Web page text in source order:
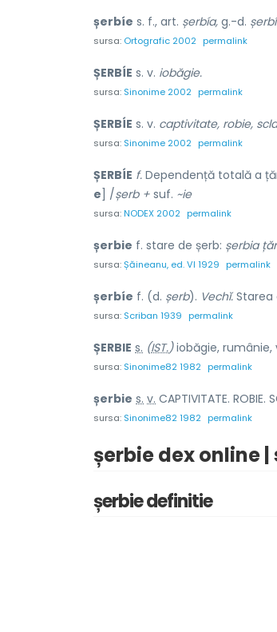
șerbíe s. f., art. șerbía, g.-d.
sursa: Ortografic 2002 permalink
ȘERBÍE s. v. iobăgie.
sursa: Sinonime 2002 permalink
ȘERBÍE s. v. captivitate, robie,
sursa: Sinonime 2002 permalink
ȘERBÍE f. Dependență totală a
e] /șerb + suf. ~ie
sursa:NODEX 2002 permalink
șerbie f. stare de șerb: șerbia
sursa:Șăineanu, ed. VI 1929 permalink
șerbíe f. (d. șerb). Vechĭ. Starea
sursa: Scriban 1939 permalink
ȘERBIE s. (IST.)iobăgie, rumânie,
sursa: Sinonime82 1982 permalink
șerbie s. v. CAPTIVITATE. ROBIE.
sursa: Sinonime82 1982 permalink
șerbie dex online
șerbie definitie